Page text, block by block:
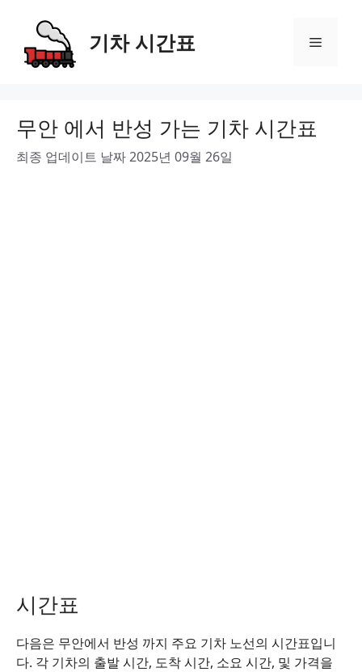
content
기차 시간표 Menu
무안 에서 반성 가는 기차 시간표
최종 업데이트 날짜 2025년 09월 26일
시간표
다음은 무안에서 반성 까지 주요 기차 노선의 시간표입니
다. 각 기차의 출발 시간, 도착 시간, 소요 시간, 및 가격을